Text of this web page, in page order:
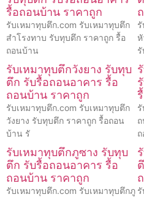
รื้อถอนบ้าน ราคาถูก
รับเหมาทุบตึก.com รับเหมาทุบตึก
สำโรงทาบ รับทุบตึก ราคาถูก รื้อ
ถอนบ้าน
รับเหมาทุบตึกวังยาง รับทุบ
ตึก รับรื้อถอนอาคาร รื้อ
ถอนบ้าน ราคาถูก
รับเหมาทุบตึก.com รับเหมาทุบตึก
วังยาง รับทุบตึก ราคาถูก รื้อถอน
บ้าน รั
รับเหมาทุบตึกภูซาง รับทุบ
ตึก รับรื้อถอนอาคาร รื้อ
ถอนบ้าน ราคาถูก
รับเหมาทุบตึก.com รับเหมาทุบตึกภู